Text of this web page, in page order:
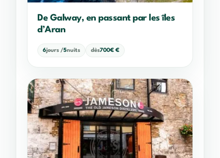
De Galway, en passant par les îles
d’Aran
6jours /5nuits dès700€ €